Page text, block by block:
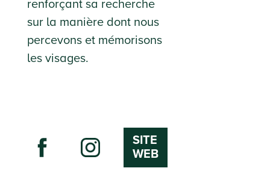
renforçant sa recherche
sur la manière dont nous
percevons et mémorisons
les visages.
SITE
WEB